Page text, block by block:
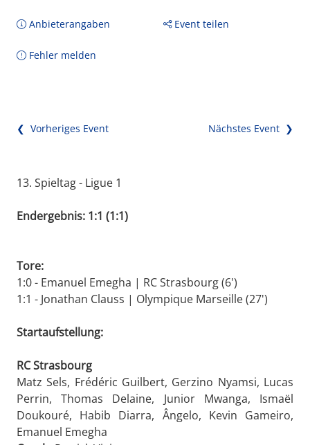
Anbieterangaben Event teilen
Fehler melden
❮ Vorheriges Event Nächstes Event ❯
13. Spieltag - Ligue 1
Endergebnis: 1:1 (1:1)
Tore:
1:0 - Emanuel Emegha | RC Strasbourg (6')
1:1 - Jonathan Clauss | Olympique Marseille (27')
Startaufstellung:
RC Strasbourg
Matz Sels, Frédéric Guilbert, Gerzino Nyamsi, Lucas
Perrin, Thomas Delaine, Junior Mwanga, Ismaël
Doukouré, Habib Diarra, Ângelo, Kevin Gameiro,
Emanuel Emegha